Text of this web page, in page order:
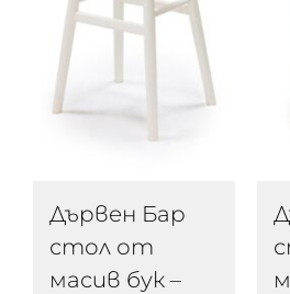
Дървен Бар
стол от
масив бук –